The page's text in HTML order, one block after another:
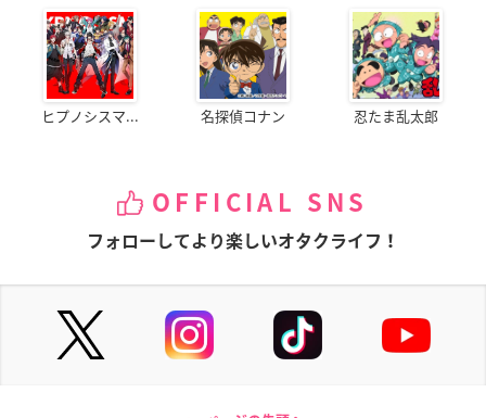
ヒプノシスマ... 名探偵コナン 忍たま乱太郎
OFFICIAL SNS
フォローしてより楽しいオタクライフ！